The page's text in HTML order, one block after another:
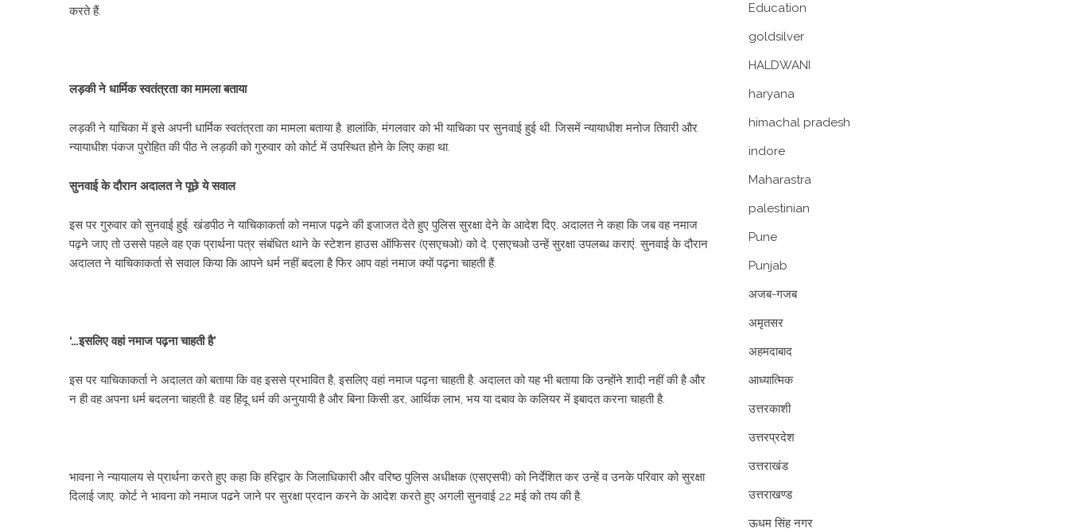
करते हैं.
लड़की ने धार्मिक स्वतंत्रता का मामला बताया
लड़की ने याचिका में इसे अपनी धार्मिक स्वतंत्रता का मामला बताया है. हालांकि, मंगलवार को भी याचिका पर सुनवाई हुई थी. जिसमें न्यायाधीश मनोज तिवारी और
न्यायाधीश पंकज पुरोहित की पीठ ने लड़की को गुरुवार को कोर्ट में उपस्थित होने के लिए कहा था.
सुनवाई के दौरान अदालत ने पूछे ये सवाल
इस पर गुरुवार को सुनवाई हुई. खंडपीठ ने याचिकाकर्ता को नमाज पढ़ने की इजाजत देते हुए पुलिस सुरक्षा देने के आदेश दिए. अदालत ने कहा कि जब वह नमाज
पढ़ने जाए तो उससे पहले वह एक प्रार्थना पत्र संबंधित थाने के स्टेशन हाउस ऑफिसर (एसएचओ) को दे. एसएचओ उन्हें सुरक्षा उपलब्ध कराएं. सुनवाई के दौरान
अदालत ने याचिकाकर्ता से सवाल किया कि आपने धर्म नहीं बदला है फिर आप वहां नमाज क्यों पढ़ना चाहती हैं.
‘…इसलिए वहां नमाज पढ़ना चाहती है’
इस पर याचिकाकर्ता ने अदालत को बताया कि वह इससे प्रभावित है, इसलिए वहां नमाज पढ़ना चाहती है. अदालत को यह भी बताया कि उन्होंने शादी नहीं की है और
न ही वह अपना धर्म बदलना चाहती है. वह हिंदू धर्म की अनुयायी है और बिना किसी डर, आर्थिक लाभ, भय या दबाव के कलियर में इबादत करना चाहती है.
भावना ने न्यायालय से प्रार्थना करते हुए कहा कि हरिद्वार के जिलाधिकारी और वरिष्ठ पुलिस अधीक्षक (एसएसपी) को निर्देशित कर उन्हें व उनके परिवार को सुरक्षा
दिलाई जाए. कोर्ट ने भावना को नमाज पढने जाने पर सुरक्षा प्रदान करने के आदेश करते हुए अगली सुनवाई 22 मई को तय की है.
Education
goldsilver
HALDWANI
haryana
himachal pradesh
indore
Maharastra
palestinian
Pune
Punjab
अजब-गजब
अमृतसर
अहमदाबाद
आध्यात्मिक
उत्तरकाशी
उत्तरप्रदेश
उत्तराखंड
उत्तराखण्ड
ऊधम सिंह नगर